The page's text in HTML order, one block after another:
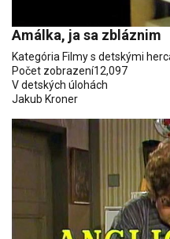
Amálka, ja sa zbláznim
Kategória Filmy s detskými
Počet zobrazení12,097
V detských úlohách
Jakub Kroner